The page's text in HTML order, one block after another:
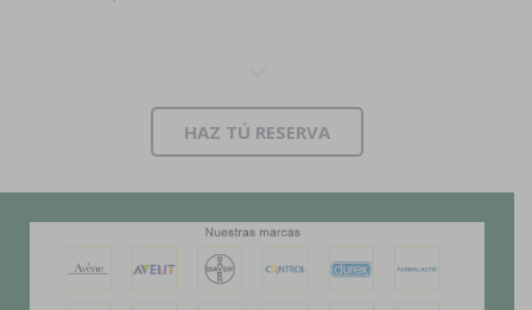
HAZ TÚ RESERVA